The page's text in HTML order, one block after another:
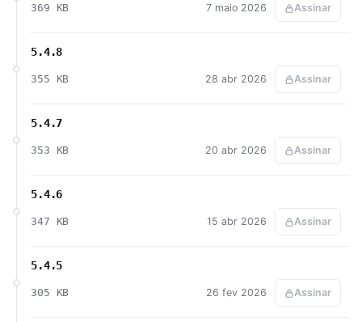
369 KB 7 maio 2026 Assinar
5.4.8
355 KB 28 abr 2026 Assinar
5.4.7
353 KB 20 abr 2026 Assinar
5.4.6
347 KB 15 abr 2026 Assinar
5.4.5
305 KB 26 fev 2026 Assinar